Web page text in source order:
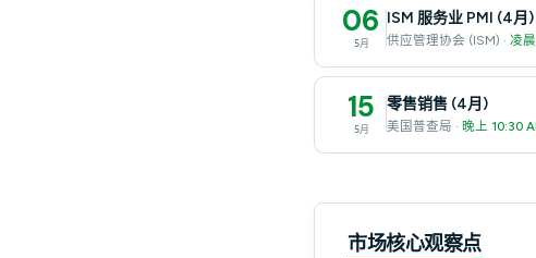
06
5月
ISM 服务业 PMI (4月)
供应管理协会 (ISM) · 凌
15
5月
零售销售 (4月)
美国普查局 · 晚上 10:30
市场核心观察点